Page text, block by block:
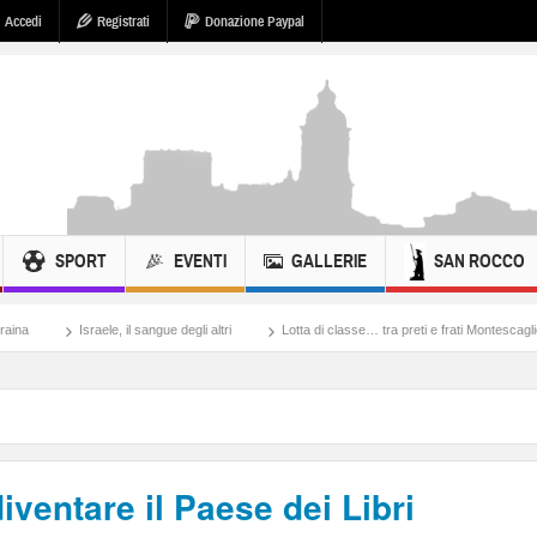
Accedi Registrati Donazione Paypal
SPORT EVENTI GALLERIE SAN ROCCO
il sangue degli altri Lotta di classe… tra preti e frati Montescaglioso
il Paese dei Libri